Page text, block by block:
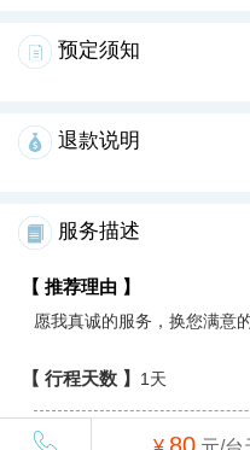
预定须知
退款说明
服务描述
【 推荐理由 】
愿我真诚的服务，换您满意
【 行程天数 】 1天
【 行程说明 】